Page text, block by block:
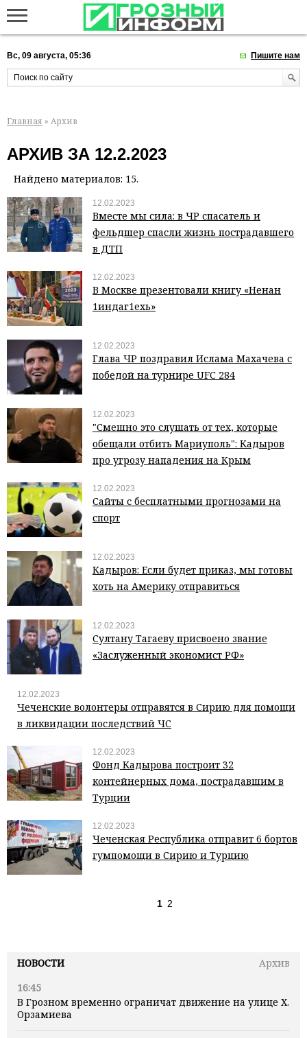
Вс, 09 августа, 05:36 Пишите нам
НОВОСТИ
Архив
16:45
В Грозном временно ограничат движение на улице Х.
Орзамиева
Главная » Архив
АРХИВ ЗА 12.2.2023
Найдено материалов: 15.
12.02.2023
Вместе мы сила: в ЧР спасатель и
фельдшер спасли жизнь пострадавшего
в ДТП
12.02.2023
В Москве презентовали книгу «Ненан
1индаг1ехь»
12.02.2023
Глава ЧР поздравил Ислама Махачева с
победой на турнире UFC 284
12.02.2023
"Смешно это слушать от тех, которые
обещали отбить Мариуполь": Кадыров
про угрозу нападения на Крым
12.02.2023
Сайты с бесплатными прогнозами на
спорт
12.02.2023
Кадыров: Если будет приказ, мы готовы
хоть на Америку отправиться
12.02.2023
Султану Тагаеву присвоено звание
«Заслуженный экономист РФ»
12.02.2023
Чеченские волонтеры отправятся в Сирию для помощи
в ликвидации последствий ЧС
12.02.2023
Фонд Кадырова построит 32
контейнерных дома, пострадавшим в
Турции
12.02.2023
Чеченская Республика отправит 6 бортов
гумпомощи в Сирию и Турцию
1 2